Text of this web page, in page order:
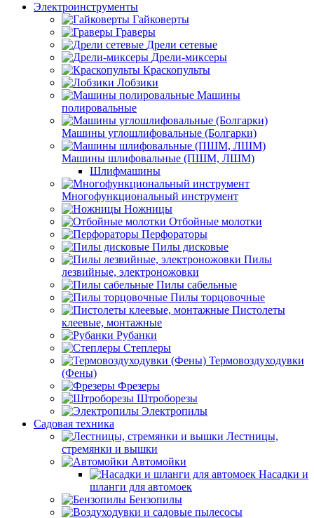
Электроинструменты
Гайковерты
Граверы
Дрели сетевые
Дрели-миксеры
Краскопульты
Лобзики
Машины
полировальные
Машины углошлифовальные (Болгарки)
Машины шлифовальные (ПШМ, ЛШМ)
Шлифмашины
Многофункциональный инструмент
Ножницы
Отбойные молотки
Перфораторы
Пилы дисковые
Пилы
лезвийные, электроножовки
Пилы сабельные
Пилы торцовочные
Пистолеты
клеевые, монтажные
Рубанки
Степлеры
Термовоздуходувки
(Фены)
Фрезеры
Штроборезы
Электропилы
Садовая техника
Лестницы,
стремянки и вышки
Автомойки
Насадки и
шланги для автомоек
Бензопилы